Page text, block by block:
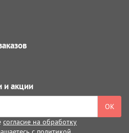
и акции
ОК
согласие на обработку